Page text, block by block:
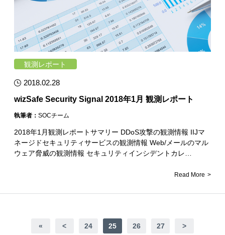
観測レポート
2018.02.28
wizSafe Security Signal 2018年1月 観測レポート
執筆者： SOCチーム
2018年1月観測レポートサマリー DDoS攻撃の観測情報 IIJマ
ネージドセキュリティサービスの観測情報 Web/メールのマル
ウェア脅威の観測情報 セキュリティインシデントカレ…
Read More
« < 24 25 26 27 >